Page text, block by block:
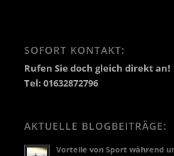
SOFORT KONTAKT:
Rufen Sie doch gleich direkt an!
Tel: 01632872796
AKTUELLE BLOGBEITRÄGE:
Vorteile von Sport während